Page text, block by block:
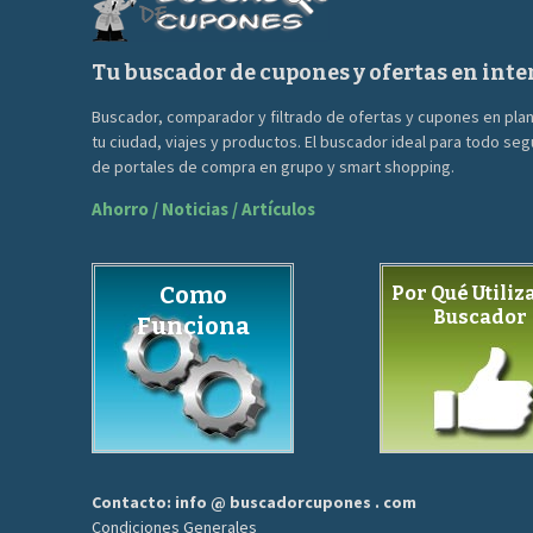
Tu buscador de cupones y ofertas en
Buscador, comparador y filtrado de ofertas y cupones en
tu ciudad, viajes y productos. El buscador ideal para todo
de portales de compra en grupo y smart shopping.
Ahorro / Noticias / Artículos
Como
Funciona
Por Qué
Buscador
Contacto: info @ buscadorcupones . com
Condiciones Generales